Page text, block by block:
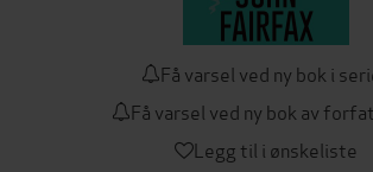
Få varsel ved ny bok i
Få varsel ved ny bok av
Legg til i ønskeliste